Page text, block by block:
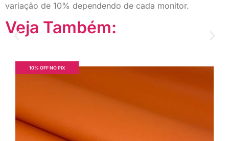
variação de 10% dependendo de cada monitor.
Veja Também:
10% OFF NO PIX